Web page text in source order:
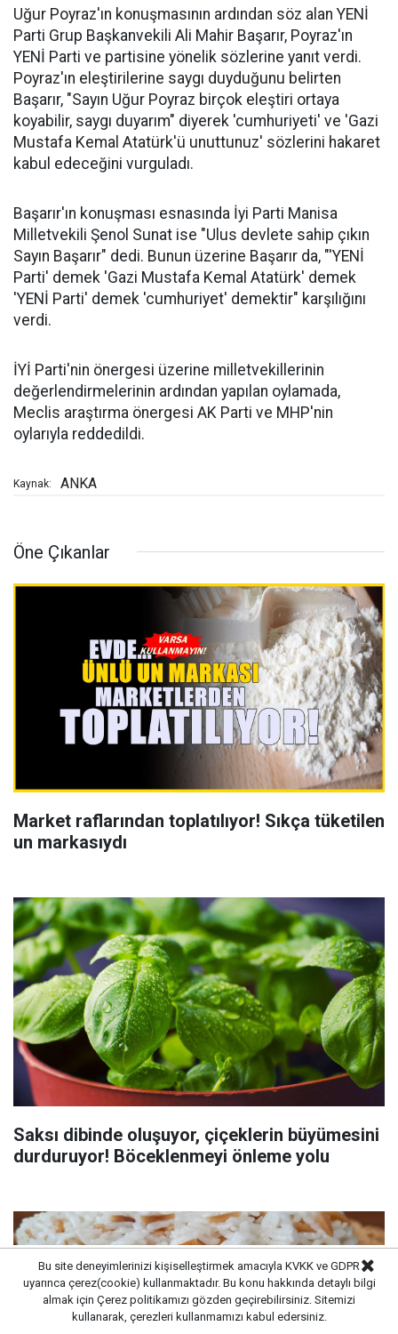
Uğur Poyraz'ın konuşmasının ardından söz alan YENİ
Parti Grup Başkanvekili Ali Mahir Başarır, Poyraz'ın
YENİ Parti ve partisine yönelik sözlerine yanıt verdi.
Poyraz'ın eleştirilerine saygı duyduğunu belirten
Başarır, "Sayın Uğur Poyraz birçok eleştiri ortaya
koyabilir, saygı duyarım" diyerek 'cumhuriyeti' ve 'Gazi
Mustafa Kemal Atatürk'ü unuttunuz' sözlerini hakaret
kabul edeceğini vurguladı.
Başarır'ın konuşması esnasında İyi Parti Manisa
Milletvekili Şenol Sunat ise "Ulus devlete sahip çıkın
Sayın Başarır" dedi. Bunun üzerine Başarır da, "'YENİ
Parti' demek 'Gazi Mustafa Kemal Atatürk' demek
'YENİ Parti' demek 'cumhuriyet' demektir" karşılığını
verdi.
İYİ Parti'nin önergesi üzerine milletvekillerinin
değerlendirmelerinin ardından yapılan oylamada,
Meclis araştırma önergesi AK Parti ve MHP'nin
oylarıyla reddedildi.
Kaynak: ANKA
Öne Çıkanlar
Market raflarından toplatılıyor! Sıkça tüketilen
un markasıydı
Saksı dibinde oluşuyor, çiçeklerin büyümesini
durduruyor! Böceklenmeyi önleme yolu
Bu site deneyimlerinizi kişiselleştirmek amacıyla KVKK ve GDPR
uyarınca çerez(cookie) kullanmaktadır. Bu konu hakkında detaylı bilgi
almak için Çerez politikamızı gözden geçirebilirsiniz. Sitemizi
kullanarak, çerezleri kullanmamızı kabul edersiniz.